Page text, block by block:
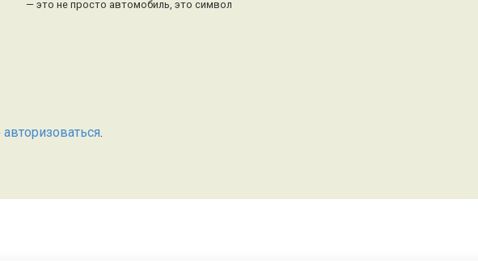
— это не просто автомобиль, это символ
авторизоваться.